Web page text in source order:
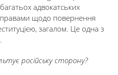
адвокатських
щодо повернення
загалом. Це одна з
російську сторону?